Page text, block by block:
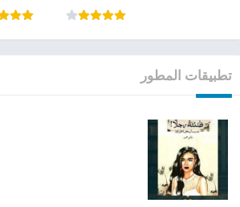
تطبيقات المطور